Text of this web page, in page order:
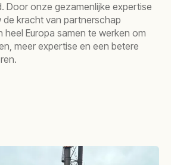
Door onze gezamenlijke expertise
de kracht van partnerschap
Europa samen te werken om
meer expertise en een betere